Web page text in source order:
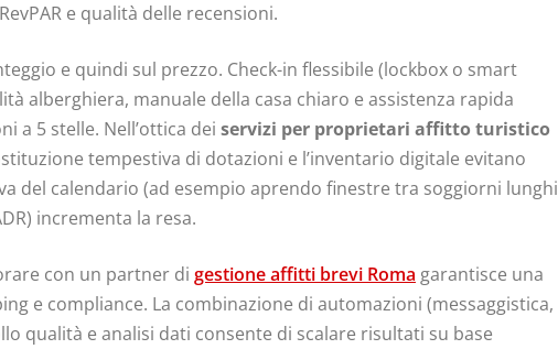
e qualità delle recensioni.
e quindi sul prezzo. Check-in flessibile (lockbox o smart
alberghiera, manuale della casa chiaro e assistenza rapida
a 5 stelle. Nell’ottica dei servizi per proprietari affitto turistico
tempestiva di dotazioni e l’inventario digitale evitano
del calendario (ad esempio aprendo finestre tra soggiorni lunghi
incrementa la resa.
con un partner di gestione affitti brevi Roma garantisce una
e compliance. La combinazione di automazioni (messaggistica,
qualità e analisi dati consente di scalare risultati su base